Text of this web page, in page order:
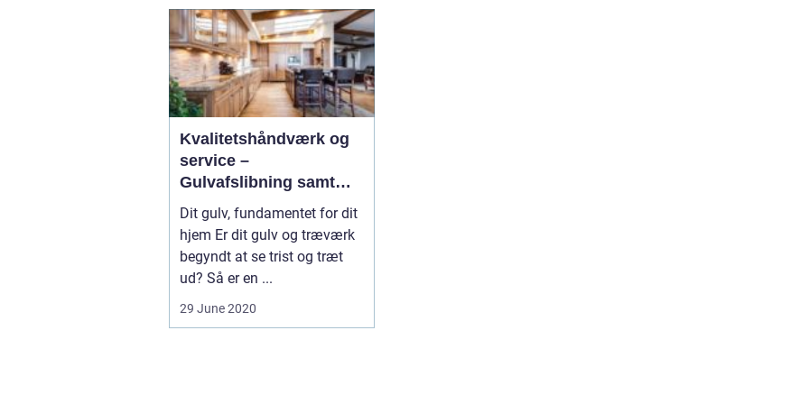
Kvalitetshåndværk og
service –
Gulvafslibning samt
afhøvlning, til gode
priser
Dit gulv, fundamentet for dit
hjem Er dit gulv og træværk
begyndt at se trist og træt
ud? Så er en ...
29 June 2020